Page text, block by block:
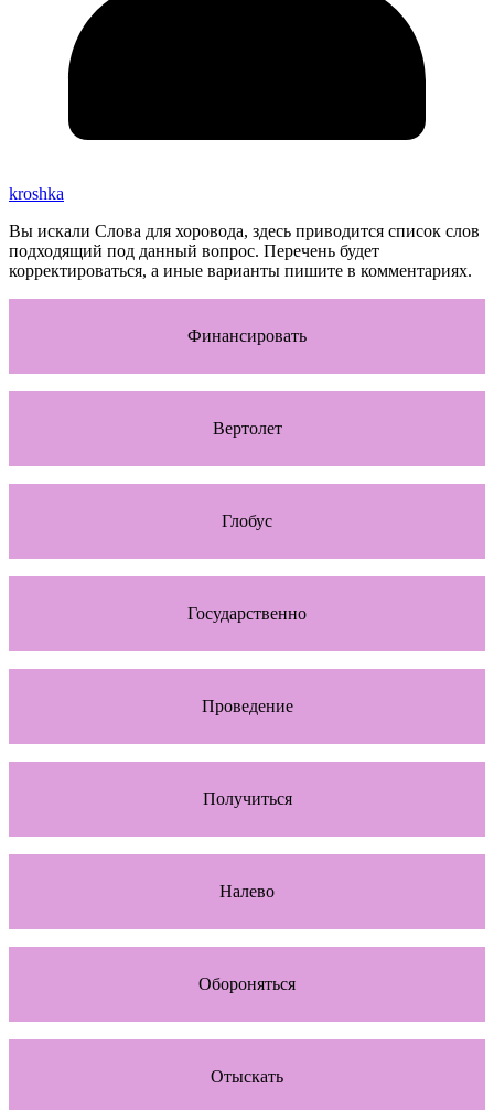
kroshka
Вы искали Слова для хоровода, здесь приводится список слов
подходящий под данный вопрос. Перечень будет
корректироваться, а иные варианты пишите в комментариях.
Финансировать
Вертолет
Глобус
Государственно
Проведение
Получиться
Налево
Обороняться
Отыскать